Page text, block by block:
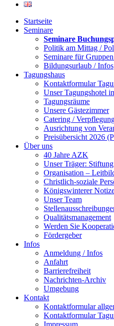
Startseite
Seminare
Seminare
Politik am Mittag /
Seminare für
Bildungsurlaub / Infos
Tagungshaus
Kontaktformular
Unser Tagungshotel
Tagungsräume
Unsere Gästezimmer
Catering /
Ausrichtung von
Preisübersicht 2026
Über uns
40 Jahre AZK
Unser Träger:
Organisation –
Christlich-soziale
Königswinterer
Unser Team
Qualitätsmanagement
Werden Sie
Fördergeber
Infos
Anmeldung / Infos
Anfahrt
Barrierefreiheit
Nachrichten-Archiv
Umgebung
Kontakt
Kontaktformular
Kontaktformular
Impressum